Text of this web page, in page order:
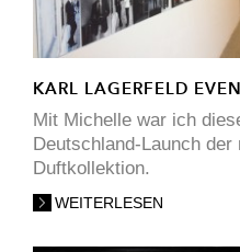
KARL LAGERFELD
Mit Michelle war ich
Deutschland-Launch der
Duftkollektion.
WEITERLESEN